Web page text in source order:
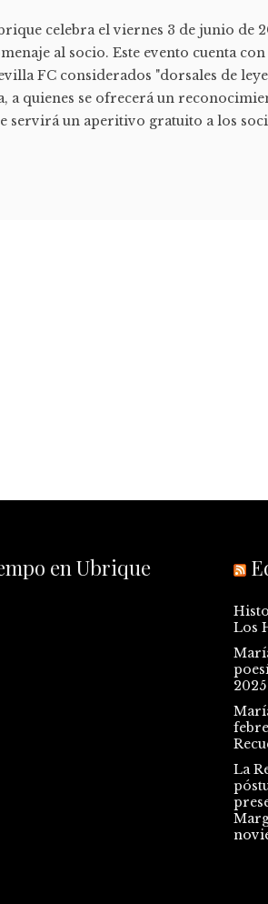
celebra el viernes 3 de junio de
al socio. Este evento cuenta
FC considerados "dorsales de
a quienes se ofrecerá un
servirá un aperitivo gratuito a los
en Ubrique
Los
2025
La